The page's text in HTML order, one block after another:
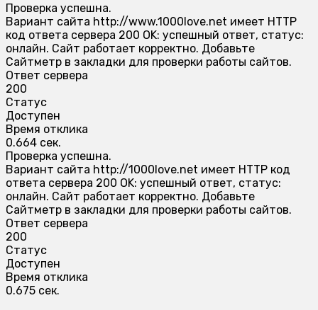
Проверка успешна.
Вариант сайта http://www.1000love.net имеет HTTP
код ответа сервера 200 OK: успешный ответ, статус:
онлайн. Сайт работает корректно. Добавьте
Сайтметр в закладки для проверки работы сайтов.
Ответ сервера
200
Статус
Доступен
Время отклика
0.664 сек.
Проверка успешна.
Вариант сайта http://1000love.net имеет HTTP код
ответа сервера 200 OK: успешный ответ, статус:
онлайн. Сайт работает корректно. Добавьте
Сайтметр в закладки для проверки работы сайтов.
Ответ сервера
200
Статус
Доступен
Время отклика
0.675 сек.